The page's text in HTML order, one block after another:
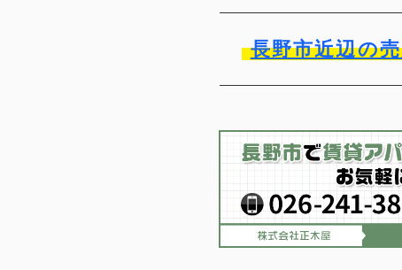
長野市近辺の